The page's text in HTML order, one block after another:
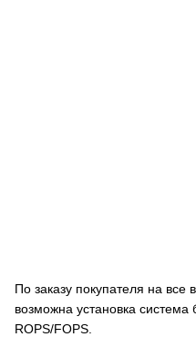
По заказу покупателя на все
возможна установка
ROPS/FOPS.